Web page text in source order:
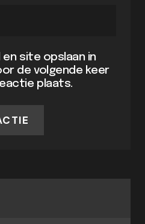
en site opslaan in
de volgende keer
plaats.